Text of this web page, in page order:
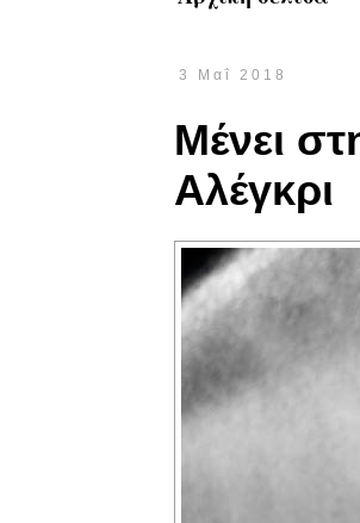
3 Μαΐ 2018
Μένει
Αλέγκρι